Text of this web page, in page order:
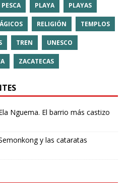
PESCA PLAYA PLAYAS
RELIGIÓN TEMPLOS
TREN UNESCO
ZACATECAS
Nguema. El barrio más castizo
y las cataratas